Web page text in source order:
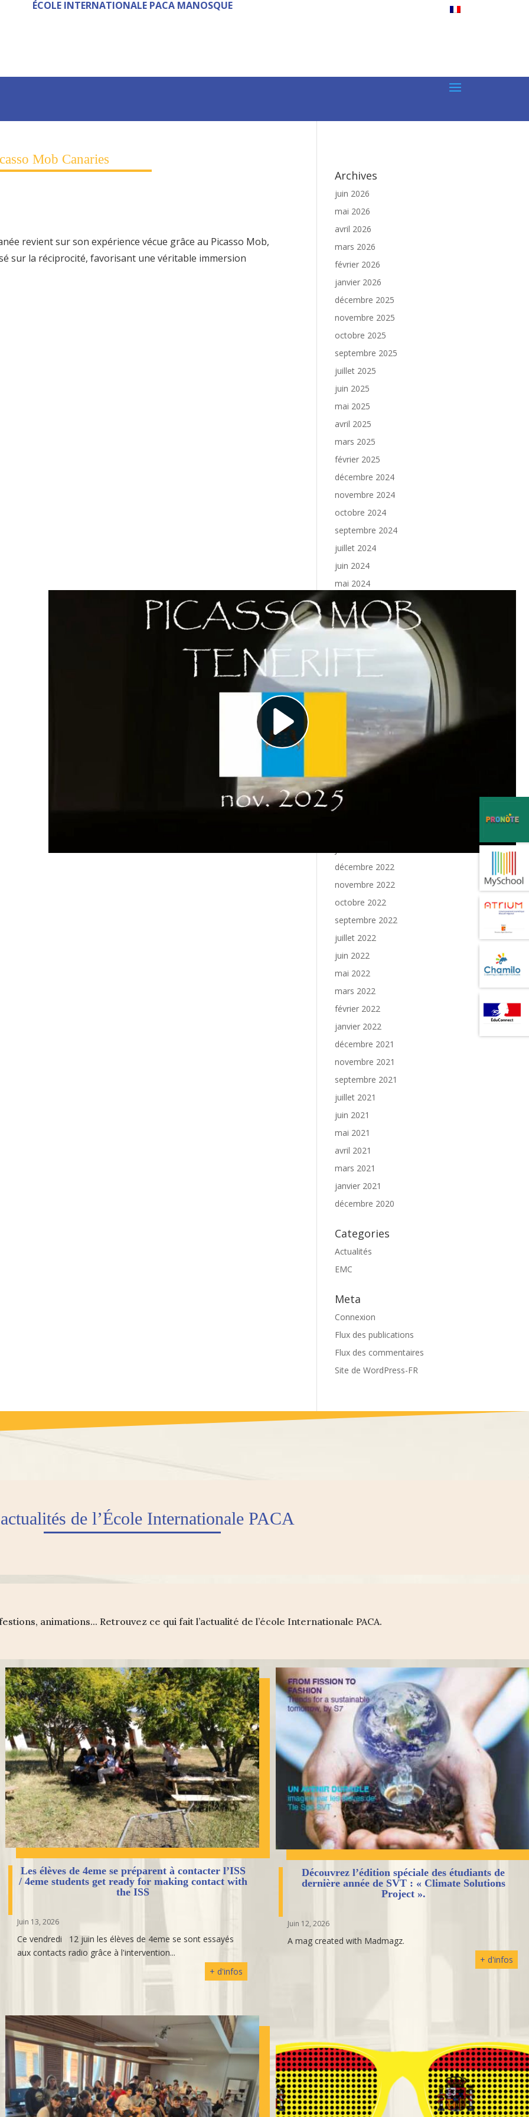
ÉCOLE INTERNATIONALE PACA MANOSQUE
Mob Canaries
revient sur son expérience vécue grâce au Picasso Mob,
sur la réciprocité, favorisant une véritable immersion
Archives
juin 2026
mai 2026
avril 2026
mars 2026
février 2026
janvier 2026
décembre 2025
novembre 2025
octobre 2025
septembre 2025
juillet 2025
juin 2025
mai 2025
avril 2025
mars 2025
février 2025
décembre 2024
novembre 2024
octobre 2024
septembre 2024
juillet 2024
juin 2024
mai 2024
avril 2024
mars 2024
janvier 2024
décembre 2023
novembre 2023
octobre 2023
septembre 2023
juin 2023
mai 2023
avril 2023
mars 2023
décembre 2022
novembre 2022
octobre 2022
septembre 2022
juillet 2022
juin 2022
mai 2022
mars 2022
février 2022
janvier 2022
décembre 2021
novembre 2021
septembre 2021
juillet 2021
juin 2021
mai 2021
avril 2021
mars 2021
janvier 2021
décembre 2020
Categories
Actualités
EMC
Meta
Connexion
Flux des publications
Flux des commentaires
Site de WordPress-FR
de l’École Internationale PACA
animations... Retrouvez ce qui fait l’actualité de l’école Internationale PACA.
Les élèves de 4eme se préparent à contacter l’ISS
/ 4eme students get ready for making contact with
the ISS
Juin 13, 2026
Ce vendredi 12 juin les élèves de 4eme se sont essayés
aux contacts radio grâce à l'intervention...
+ d'infos
Découvrez l’édition spéciale des étudiants de
dernière année de SVT : « Climate Solutions
Project ».
Juin 12, 2026
A mag created with Madmagz.
+ d'infos